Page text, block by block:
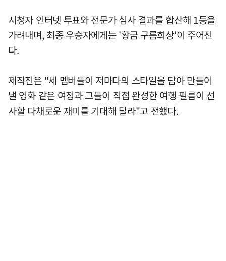
시청자 인터넷 투표와 전문가 심사 결과를 합산해 1등을
가려내며, 최종 우승자에게는 '황금 구름희상'이 주어진
다.
제작진은 "세 멤버들이 저마다의 스타일을 담아 만들어
낼 영화 같은 여정과 그들이 직접 완성한 여행 필름이 선
사할 다채로운 재미를 기대해 달라"고 전했다.